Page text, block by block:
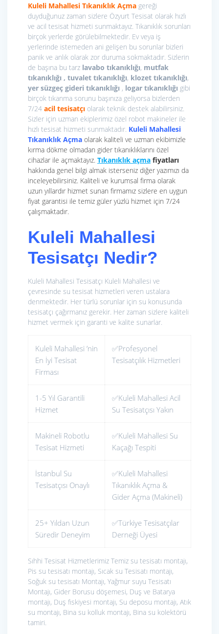
Kuleli Mahallesi Tıkanıklık Açma gereği
duyduğunuz zaman sizlere Özyurt Tesisat olarak hızlı
ve acil tesisat hizmeti sunmaktayız. Tıkanıklık sorunları
birçok yerlerde görülebilmektedir. Ev veya iş
yerlerinde istemeden ani gelişen bu sorunlar bizleri
panik ve anlık olarak zor duruma sokmaktadır. Sizlerin
de başına bu tarz lavabo tıkanıklığı, mutfak
tıkanıklığı , tuvalet tıkanıklığı, klozet tıkanıklığı,
yer süzgeç gideri tıkanıklığı , logar tıkanıklığı gibi
birçok tıkanma sorunu başınıza geliyorsa bizlerden
7/24 acil tesisatçı olarak teknik destek alabilirsiniz.
Sizler için uzman ekiplerimiz özel robot makineler ile
hızlı tesisat hizmeti sunmaktadır. Kuleli Mahallesi
Tıkanıklık Açma olarak kaliteli ve uzman ekibimizle
kırma dökme olmadan gider tıkanıklıklarını özel
cihazlar ile açmaktayız. Tıkanıklık açma fiyatları
hakkında genel bilgi almak isterseniz diğer yazımızı da
inceleyebilirsiniz. Kaliteli ve kurumsal firma olarak
uzun yıllardır hizmet sunan firmamız sizlere en uygun
fiyat garantisi ile temiz güler yüzlü hizmet için 7/24
çalışmaktadır.
Kuleli Mahallesi
Tesisatçı Nedir?
Kuleli Mahallesi Tesisatçı Kuleli Mahallesi ve
çevresinde su tesisat hizmetleri veren ustalara
denmektedir. Her türlü sorunlar için su konusunda
tesisatçı çağırmanız gerekir. Her zaman sizlere kaliteli
hizmet vermek için garanti ve kalite sunarlar.
Kuleli Mahallesi ’nin
En İyi Tesisat
Firması
✅Profesyonel
Tesisatçılık Hizmetleri
1-5 Yıl Garantili
Hizmet
✅Kuleli Mahallesi Acil
Su Tesisatçısı Yakın
Makineli Robotlu
Tesisat Hizmeti
✅Kuleli Mahallesi Su
Kaçağı Tespiti
İstanbul Su
Tesisatçısı Onaylı
✅Kuleli Mahallesi
Tıkanıklık Açma &
Gider Açma (Makineli)
25+ Yıldan Uzun
Süredir Deneyim
✅Türkiye Tesisatçılar
Derneği Üyesi
Sıhhi Tesisat Hizmetlerimiz Temiz su tesisatı montajı,
Pis su tesisatı montajı, Sıcak su Tesisatı montajı,
Soğuk su tesisatı Montajı, Yağmur suyu Tesisatı
Montajı, Gider Borusu döşemesi, Duş ve Batarya
montajı, Duş fıskiyesi montajı, Su deposu montajı, Atık
su montajı, Bina su kolluk montajı, Bina su kolektörü
tamiri.